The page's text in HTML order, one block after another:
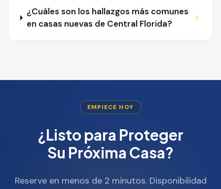
¿Cuáles son los hallazgos más comunes
en casas nuevas de Central Florida?
EMPIECE HOY
¿Listo para Proteger
Su Próxima Casa?
Reserve en menos de 2 minutos. Disponibilidad